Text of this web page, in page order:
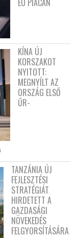
EU PIACÁN
KÍNA ÚJ
KORSZAKOT
NYITOTT:
MEGNYÍLT AZ
ORSZÁG ELSŐ
ŰR-
TANZÁNIA ÚJ
FEJLESZTÉSI
STRATÉGIÁT
HIRDETETT A
GAZDASÁGI
NÖVEKEDÉS
FELGYORSÍTÁSÁRA